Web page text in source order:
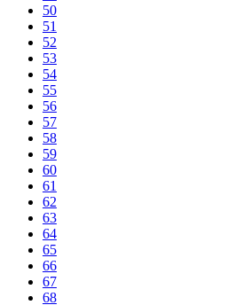
50
51
52
53
54
55
56
57
58
59
60
61
62
63
64
65
66
67
68